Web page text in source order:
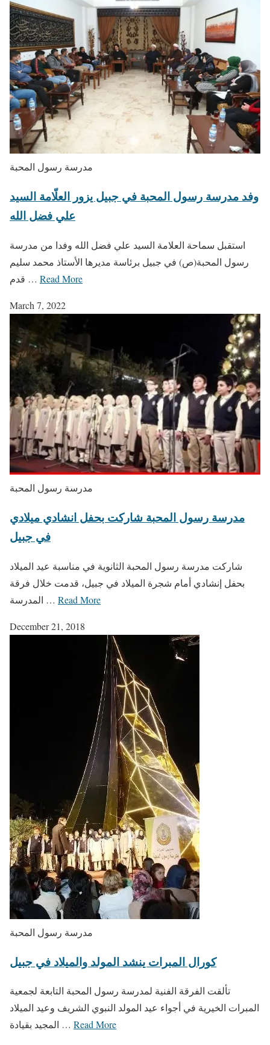
مدرسة رسول المحبة
وفد مدرسة رسول المحبة في جبيل يزور العلّامة السيد
علي فضل الله
استقبل سماحة العلامة السيد علي فضل الله وفدا من مدرسة
رسول المحبة(ص) في جبيل برئاسة مديرها الأستاذ محمد سليم
قدم … Read More
March 7, 2022
مدرسة رسول المحبة
مدرسة رسول المحبة شاركت بحفل انشادي ميلادي
في جبيل
شاركت مدرسة رسول المحبة الثانوية في مناسبة ​عيد الميلاد​
بحفل إنشادي أمام ​شجرة الميلاد​ في جبيل، قدمت خلال فرقة
المدرسة … Read More
December 21, 2018
مدرسة رسول المحبة
كورال المبرات ينشد المولد والميلاد في جبيل
تألقت الفرقة الفنية لمدرسة رسول المحبة التابعة لجمعية
المبرات الخيرية في أجواء عيد المولد النبوي الشريف وعيد الميلاد
المجيد بقيادة … Read More